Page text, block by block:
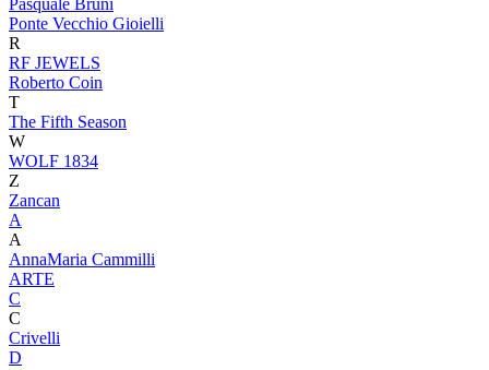
Pasquale Bruni
Ponte Vecchio Gioielli
R
RF JEWELS
Roberto Coin
T
The Fifth Season
W
WOLF 1834
Z
Zancan
A
A
AnnaMaria Cammilli
ARTE
C
C
Crivelli
D